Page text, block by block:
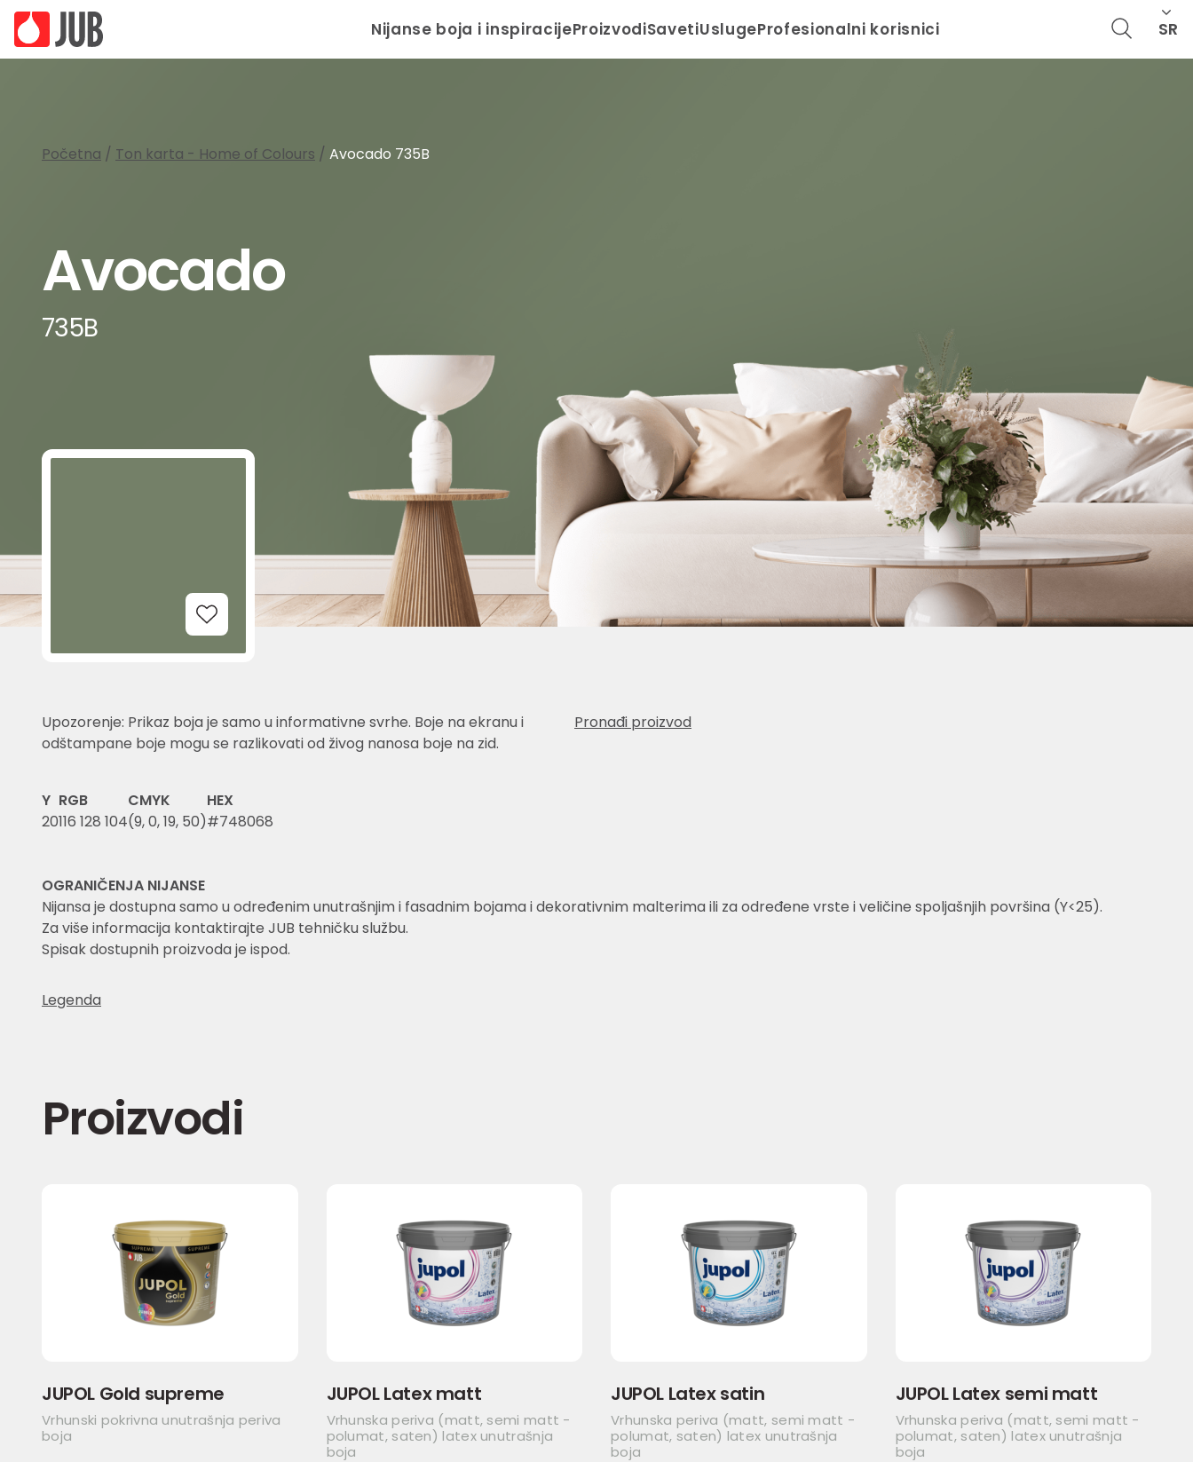
Nijanse boja i inspiracijeProizvodiSavetiUslugeProfesionalni korisnici SR
Početna / Ton karta - Home of Colours / Avocado 735B
Avocado
735B
Add to Wishlist
Upozorenje: Prikaz boja je samo u informativne svrhe. Boje na ekranu i
odštampane boje mogu se razlikovati od živog nanosa boje na zid.
Pronađi proizvod
Y
20
RGB
116 128 104
CMYK
(9, 0, 19, 50)
HEX
#748068
OGRANIČENJA NIJANSE
Nijansa je dostupna samo u određenim unutrašnjim i fasadnim bojama i dekorativnim malterima ili za određene vrste i veličine spoljašnjih površina (Y<25).
Za više informacija kontaktirajte JUB tehničku službu.
Spisak dostupnih proizvoda je ispod.
Legenda
Proizvodi
JUPOL Gold supreme
Vrhunski pokrivna unutrašnja periva
boja
JUPOL Latex matt
Vrhunska periva (matt, semi matt -
polumat, saten) latex unutrašnja
boja
JUPOL Latex satin
Vrhunska periva (matt, semi matt -
polumat, saten) latex unutrašnja
boja
JUPOL Latex semi matt
Vrhunska periva (matt, semi matt -
polumat, saten) latex unutrašnja
boja